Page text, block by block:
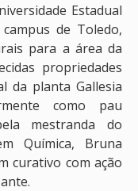
Estadual
de Toledo,
para a área da
propriedades
da planta Gallesia
como pau
mestranda do
Química, Bruna
curativo com ação